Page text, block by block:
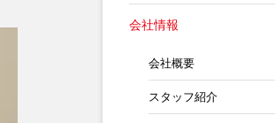
会社情報
会社概要
スタッフ紹介